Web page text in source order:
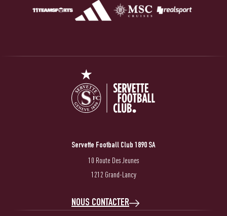
Servette Football Club 1890 SA
10 Route Des Jeunes
1212 Grand-Lancy
NOUS CONTACTER